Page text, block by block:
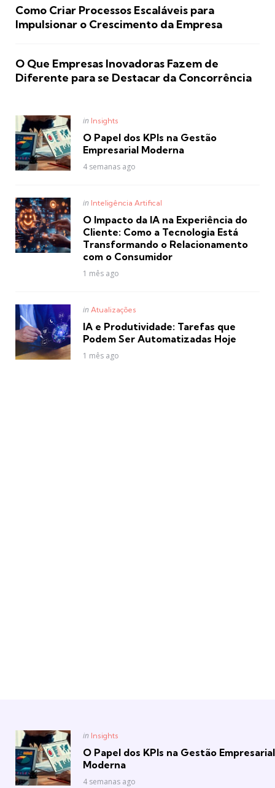
Como Criar Processos Escaláveis para
Impulsionar o Crescimento da Empresa
O Que Empresas Inovadoras Fazem de
Diferente para se Destacar da Concorrência
Posted
in Insights
O Papel dos KPIs na Gestão
Empresarial Moderna
4 semanas ago
Posted
in Inteligência Artifical
O Impacto da IA na Experiência do
Cliente: Como a Tecnologia Está
Transformando o Relacionamento
com o Consumidor
1 mês ago
Posted
in Atualizações
IA e Produtividade: Tarefas que
Podem Ser Automatizadas Hoje
1 mês ago
Posted
in Insights
O Papel dos KPIs na Gestão Empresarial
Moderna
4 semanas ago